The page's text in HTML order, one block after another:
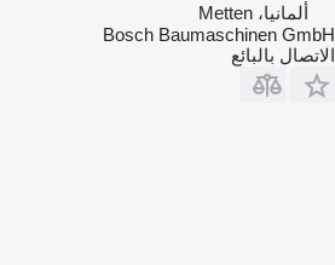
ألمانيا، Metten
Bosch Baumaschinen GmbH
الاتصال بالبائع